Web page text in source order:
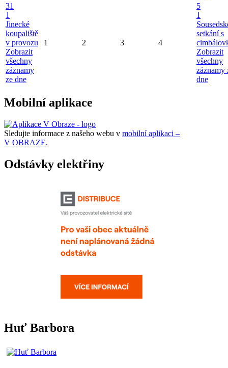
31
1
Jinecké
koupaliště
v provozu
Zobrazit
všechny
záznamy
ze dne
1 2 3 4
5
1
setkání s
Zobrazit
všechny
záznamy
dne
Mobilní aplikace
Sledujte informace z našeho webu v mobilní aplikaci –
V OBRAZE.
Odstávky elektřiny
Huť Barbora